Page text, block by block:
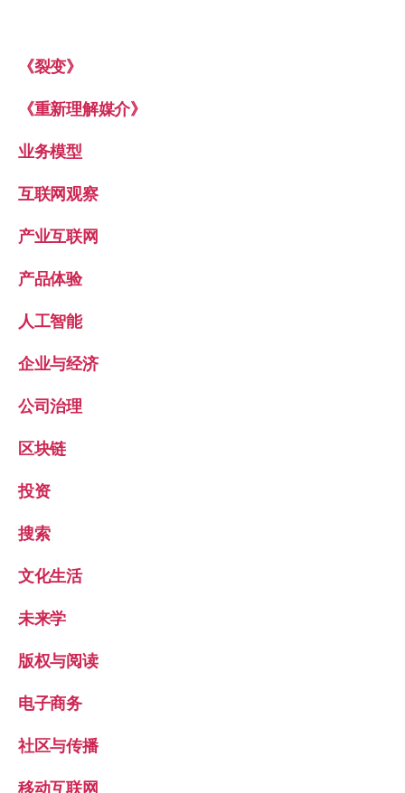
《裂变》
《重新理解媒介》
业务模型
互联网观察
产业互联网
产品体验
人工智能
企业与经济
公司治理
区块链
投资
搜索
文化生活
未来学
版权与阅读
电子商务
社区与传播
移动互联网